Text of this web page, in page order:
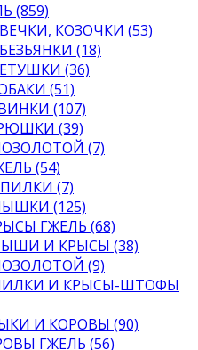
(859)
КОЗОЧКИ (53)
(18)
(36)
(51)
(107)
(39)
(7)
(54)
(7)
(125)
ГЖЕЛЬ (68)
И КРЫСЫ (38)
(9)
И КРЫСЫ-ШТОФЫ
И КОРОВЫ (90)
ГЖЕЛЬ (56)